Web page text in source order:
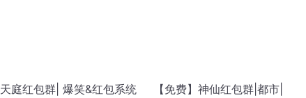
天庭红包群| 爆笑&红包系统
【免费】神仙红包群|都市|